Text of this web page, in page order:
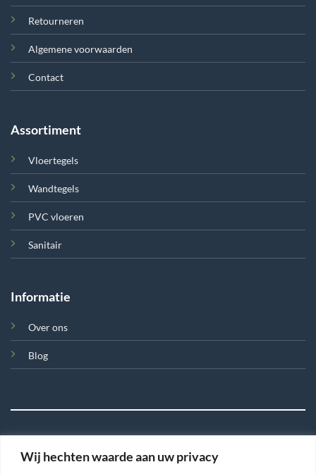
Wij hechten waarde aan uw privacy
Retourneren
Algemene voorwaarden
Contact
Assortiment
Vloertegels
Wandtegels
PVC vloeren
Sanitair
Informatie
Over ons
Blog